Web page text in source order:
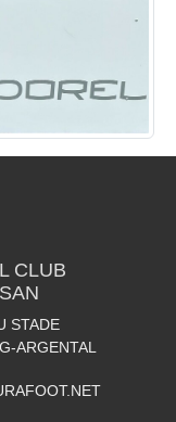
CLUB
STADE
ARGENTAL